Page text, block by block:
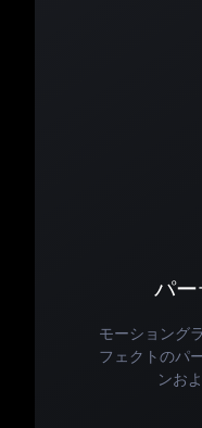
パ
モーショング
フェクトのパ
ンお